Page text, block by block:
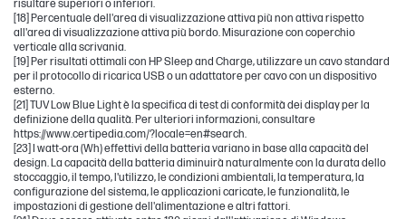
risultare superiori o inferiori.
[18] Percentuale dell'area di visualizzazione attiva più non attiva rispetto
all'area di visualizzazione attiva più bordo. Misurazione con coperchio
verticale alla scrivania.
[19] Per risultati ottimali con HP Sleep and Charge, utilizzare un cavo standard
per il protocollo di ricarica USB o un adattatore per cavo con un dispositivo
esterno.
[21] TUV Low Blue Light è la specifica di test di conformità dei display per la
definizione della qualità. Per ulteriori informazioni, consultare
https://www.certipedia.com/?locale=en#search.
[23] I watt-ora (Wh) effettivi della batteria variano in base alla capacità del
design. La capacità della batteria diminuirà naturalmente con la durata dello
stoccaggio, il tempo, l'utilizzo, le condizioni ambientali, la temperatura, la
configurazione del sistema, le applicazioni caricate, le funzionalità, le
impostazioni di gestione dell'alimentazione e altri fattori.